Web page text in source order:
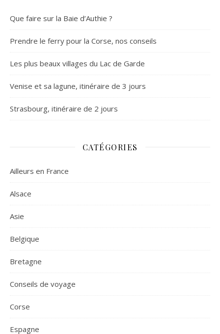
Que faire sur la Baie d’Authie ?
Prendre le ferry pour la Corse, nos conseils
Les plus beaux villages du Lac de Garde
Venise et sa lagune, itinéraire de 3 jours
Strasbourg, itinéraire de 2 jours
CATÉGORIES
Ailleurs en France
Alsace
Asie
Belgique
Bretagne
Conseils de voyage
Corse
Espagne